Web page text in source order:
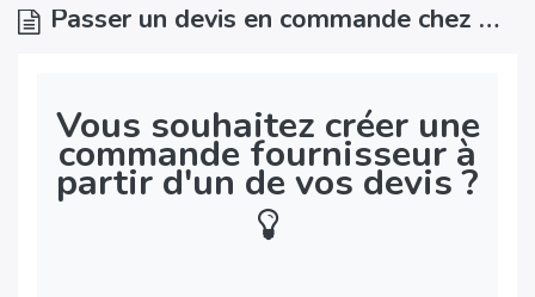
Passer un devis en commande chez mon fournisseur
Vous souhaitez créer une
commande fournisseur à
partir d'un de vos devis ?